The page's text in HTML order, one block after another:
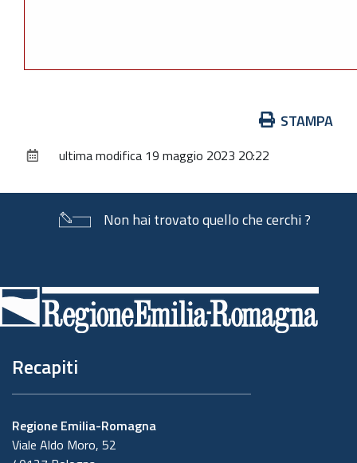
documento
STAMPA
ultima modifica 19 maggio 2023 20:22
Non hai trovato quello che cerchi ?
di
pagina
Recapiti
Regione Emilia-Romagna
Viale Aldo Moro, 52